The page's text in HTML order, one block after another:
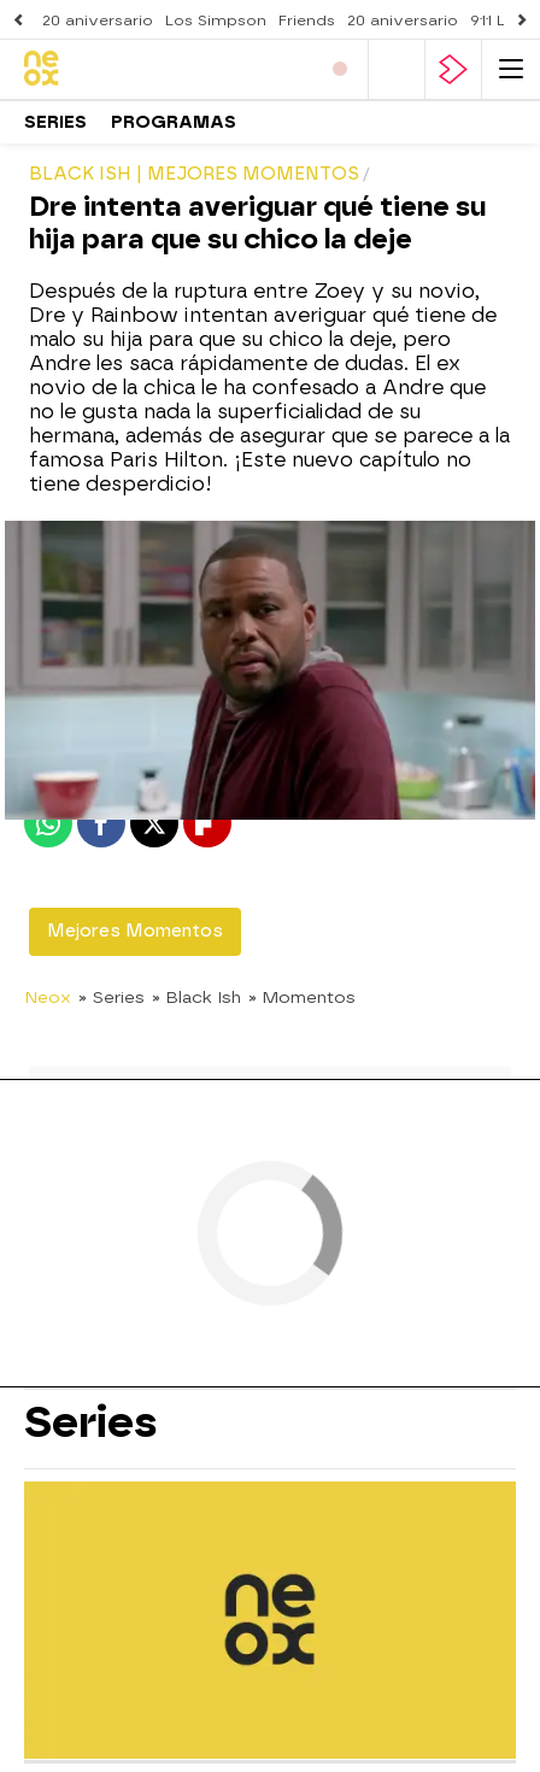
20 aniversario Los Simpson Friends 20 aniversario 911
SERIES PROGRAMAS
BLACK ISH | MEJORES MOMENTOS
Dre intenta averiguar qué tiene su
hija para que su chico la deje
Después de la ruptura entre Zoey y su novio,
Dre y Rainbow intentan averiguar qué tiene de
malo su hija para que su chico la deje, pero
Andre les saca rápidamente de dudas. El ex
novio de la chica le ha confesado a Andre que
no le gusta nada la superficialidad de su
hermana, además de asegurar que se parece a la
famosa Paris Hilton. ¡Este nuevo capítulo no
tiene desperdicio!
neox
17 de septiembre de 2015, 10:11
WhatsappFacebook
X Flipboard
Mejores Momentos
Neox » Series » Black Ish » Momentos
Series